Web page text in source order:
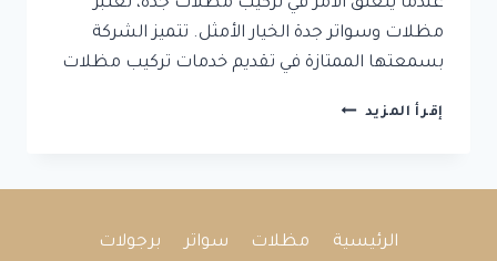
عندما يتعلق الأمر في تركيب مظلات جده، تعتبر
مظلات وسواتر جدة الخيار الأمثل. تتميز الشركة
بسمعتها الممتازة في تقديم خدمات تركيب مظلات
إقرأ المزيد تركيب
الرئيسية مظلات سواتر برجولات